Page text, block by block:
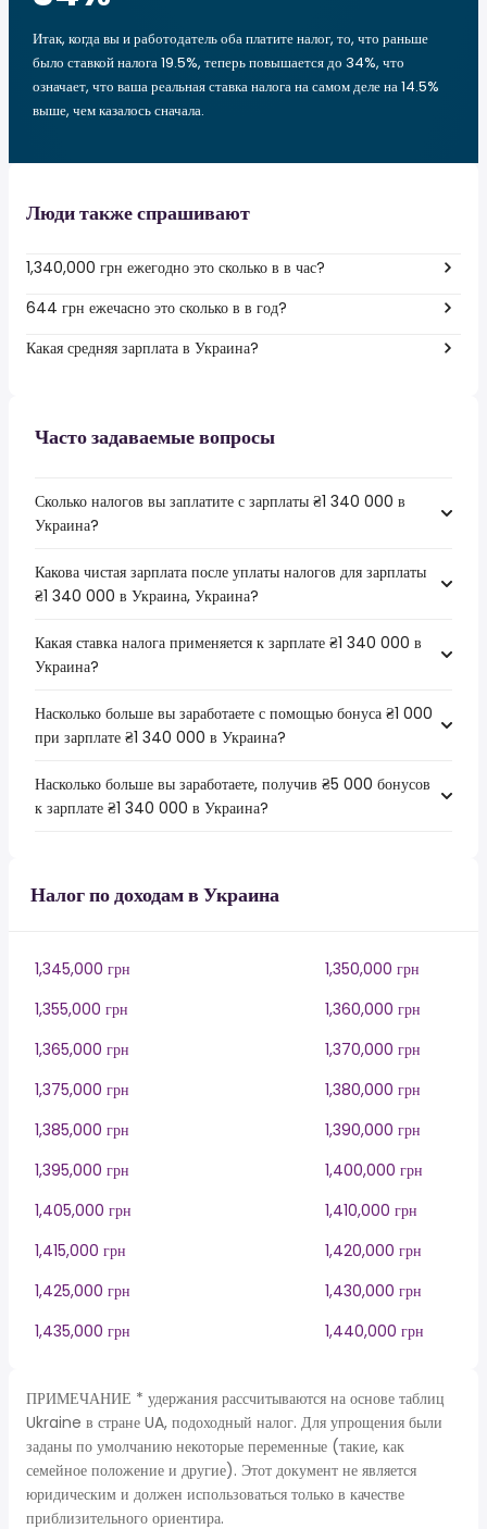
Итак, когда вы и работодатель оба платите налог, то, что раньше
было ставкой налога 19.5%, теперь повышается до 34%, что
означает, что ваша реальная ставка налога на самом деле на 14.5%
выше, чем казалось сначала.
Люди также спрашивают
1,340,000 грн ежегодно это сколько в в час?
644 грн ежечасно это сколько в в год?
Какая средняя зарплата в Украина?
Часто задаваемые вопросы
Сколько налогов вы заплатите с зарплаты ₴1 340 000 в
Украина?
Какова чистая зарплата после уплаты налогов для зарплаты
₴1 340 000 в Украина, Украина?
Какая ставка налога применяется к зарплате ₴1 340 000 в
Украина?
Насколько больше вы заработаете с помощью бонуса ₴1 000
при зарплате ₴1 340 000 в Украина?
Насколько больше вы заработаете, получив ₴5 000 бонусов
к зарплате ₴1 340 000 в Украина?
Налог по доходам в Украина
1,345,000 грн
1,350,000 грн
1,355,000 грн
1,360,000 грн
1,365,000 грн
1,370,000 грн
1,375,000 грн
1,380,000 грн
1,385,000 грн
1,390,000 грн
1,395,000 грн
1,400,000 грн
1,405,000 грн
1,410,000 грн
1,415,000 грн
1,420,000 грн
1,425,000 грн
1,430,000 грн
1,435,000 грн
1,440,000 грн
ПРИМЕЧАНИЕ * удержания рассчитываются на основе таблиц
Ukraine в стране UA, подоходный налог. Для упрощения были
заданы по умолчанию некоторые переменные (такие, как
семейное положение и другие). Этот документ не является
юридическим и должен использоваться только в качестве
приблизительного ориентира.